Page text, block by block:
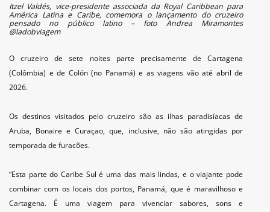
Itzel Valdés, vice-presidente associada da Royal Caribbean para
América Latina e Caribe, comemora o lançamento do cruzeiro
pensado no público latino – foto Andrea Miramontes
@ladobviagem
O cruzeiro de sete noites parte precisamente de Cartagena
(Colômbia) e de Colón (no Panamá) e as viagens vão até abril de
2026.
Os destinos visitados pelo cruzeiro são as ilhas paradisíacas de
Aruba, Bonaire e Curaçao, que, inclusive, não são atingidas por
temporada de furacões.
“Esta parte do Caribe Sul é uma das mais lindas, e o viajante pode
combinar com os locais dos portos, Panamá, que é maravilhoso e
Cartagena. É uma viagem para vivenciar sabores, sons e